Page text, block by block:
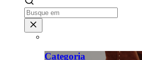
Categoria